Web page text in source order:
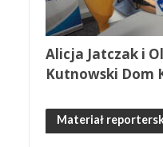
Alicja Jatczak i
Kutnowski Dom
Materiał